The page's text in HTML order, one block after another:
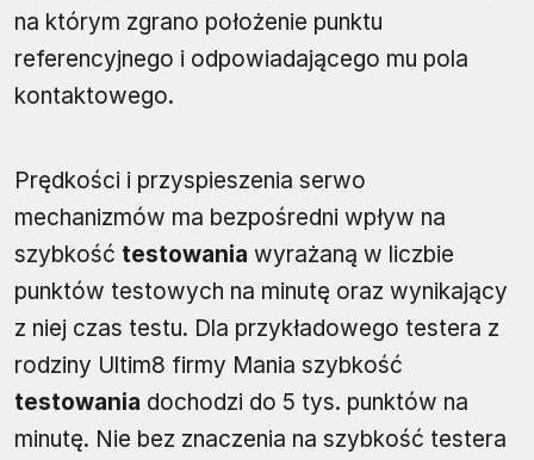
na którym zgrano położenie punktu
referencyjnego i odpowiadającego mu pola
kontaktowego.
Prędkości i przyspieszenia serwo
mechanizmów ma bezpośredni wpływ na
szybkość testowania wyrażaną w liczbie
punktów testowych na minutę oraz wynikający
z niej czas testu. Dla przykładowego testera z
rodziny Ultim8 firmy Mania szybkość
testowania dochodzi do 5 tys. punktów na
minutę. Nie bez znaczenia na szybkość testera